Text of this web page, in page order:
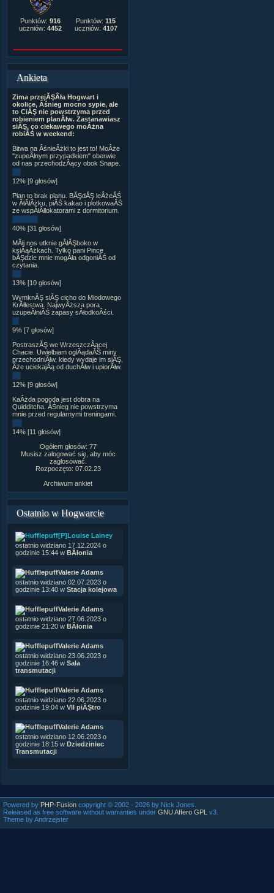
Punktów: 916
uczniów: 4452
Punktów: 115
uczniów: 4107
Ankieta
Zima przejĂŞÂła Hogwart i
okolice, Âśnieg mocno sypie, ale
to CiĂŞ nie powstrzyma przed
robieniem planĂłw. Zastanawiasz
siĂŞ, co ciekawego moÂżna
robiĂŚ w weekend:
Bitwa na ÂśnieÂżki to jest to! MoÂże
"zupeÂłnym przypadkiem" oberwie
od nas przechodzÂący obok Snape.
12% [9 głosów]
Plan to brak planu. BĂŞdĂŞ leÂżeĂŚ
w ÂłĂłÂżku, piĂŚ kakao i plotkowaĂŚ
ze wspĂłÂłlokatorami z dormitorium.
40% [31 głosów]
MĂłj nos utknie gÂłĂŞboko w
ksiÂąÂżkach. Tylko pani Pince
bĂŞdzie mnie mogÂła odgoniĂŚ od
czytania.
13% [10 głosów]
WymknĂŞ siĂŞ cicho do Miodowego
KrĂłlestwa. NajwyÂższa pora
uzupeÂłniĂŚ zapasy sÂłodkoÂści.
9% [7 głosów]
PostraszĂŞ we WrzeszczÂącej
Chacie. Uwielbiam oglÂądaĂŚ miny
przechodniĂłw, kiedy wydaje im siĂŞ,
Âże uciekajÂą od duchĂłw i upiorĂłw.
12% [9 głosów]
KaÂżda pogoda jest dobra na
Quidditcha. ÂŚnieg nie powstrzyma
mnie przed regularnymi treningami.
14% [11 głosów]
Ogółem głosów: 77
Musisz zalogować się, aby móc
zagłosować.
Rozpoczęto: 07.02.23
Archiwum ankiet
Ostatnio w Hogwarcie
[P]Louise Lainey
ostatnio widziano 17.12.2024 o
godzinie 15:44 w BÂłonia
Valerie Adams
ostatnio widziano 02.07.2023 o
godzinie 13:40 w Stacja kolejowa
Valerie Adams
ostatnio widziano 27.06.2023 o
godzinie 21:20 w BÂłonia
Valerie Adams
ostatnio widziano 23.06.2023 o
godzinie 16:46 w Sala
transmutacji
Valerie Adams
ostatnio widziano 22.06.2023 o
godzinie 19:04 w VII piĂŞtro
Valerie Adams
ostatnio widziano 12.06.2023 o
godzinie 18:15 w Dziedziniec
Transmutacji
Powered by PHP-Fusion copyright © 2002 - 2026 by Nick Jones.
Released as free software without warranties under GNU Affero GPL v3.
Theme by Andrzejster